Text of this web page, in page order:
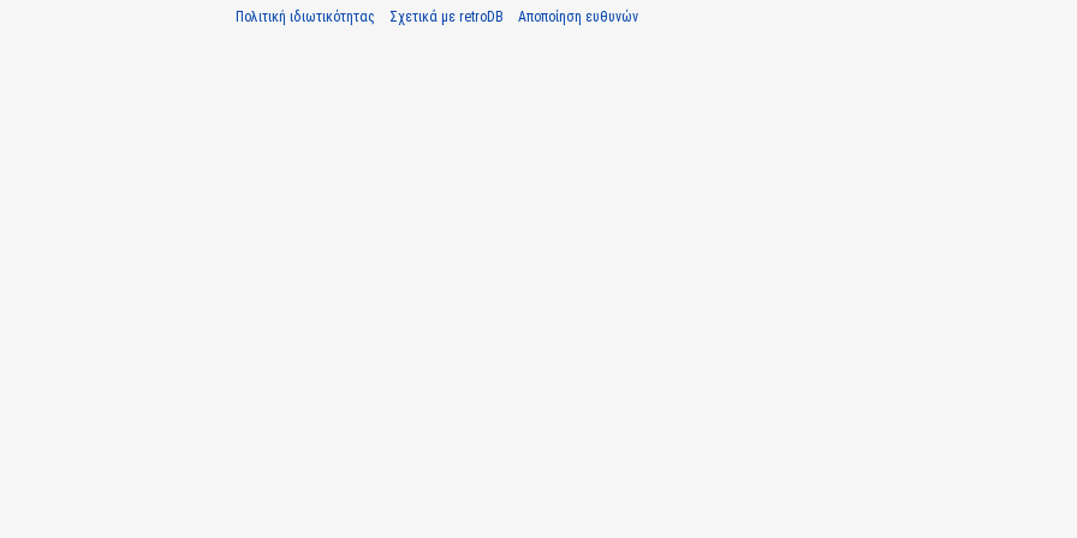
Πολιτική ιδιωτικότητας Σχετικά με retroDB Αποποίηση ευθυνών